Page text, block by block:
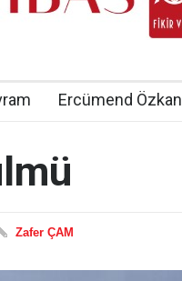
Ercümend Özkan
Zafer ÇAM